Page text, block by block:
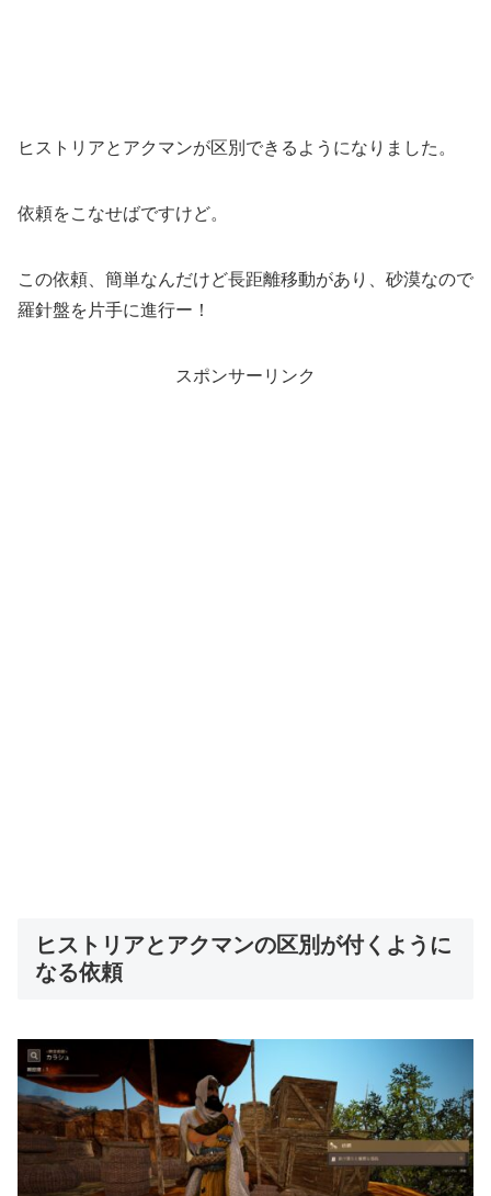
ヒストリアとアクマンが区別できるようになりました。
依頼をこなせばですけど。
この依頼、簡単なんだけど長距離移動があり、砂漠なので
羅針盤を片手に進行ー！
スポンサーリンク
ヒストリアとアクマンの区別が付くように
なる依頼